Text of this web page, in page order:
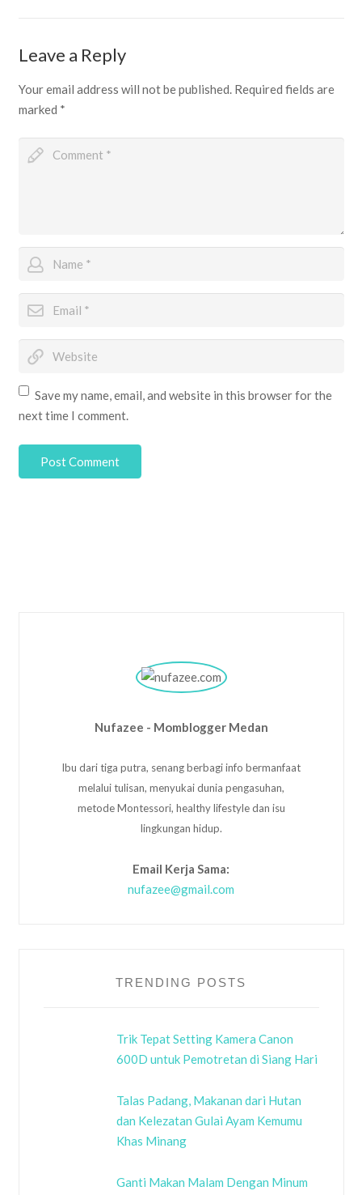
Leave a Reply
Your email address will not be published. Required fields are
marked *
Save my name, email, and website in this browser for the
next time I comment.
Post Comment
Nufazee - Momblogger Medan
Ibu dari tiga putra, senang berbagi info bermanfaat
melalui tulisan, menyukai dunia pengasuhan,
metode Montessori, healthy lifestyle dan isu
lingkungan hidup.
Email Kerja Sama:
nufazee@gmail.com
TRENDING POSTS
Trik Tepat Setting Kamera Canon
600D untuk Pemotretan di Siang Hari
Talas Padang, Makanan dari Hutan
dan Kelezatan Gulai Ayam Kemumu
Khas Minang
Ganti Makan Malam Dengan Minum